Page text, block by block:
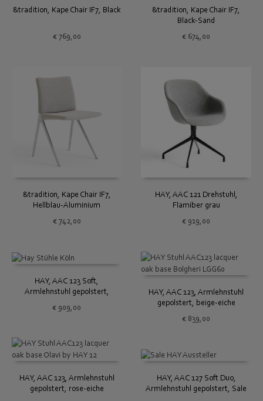
&tradition, Kape Chair IF7, Black
€769,00
&tradition, Kape Chair IF7,
Black-Sand
€ 674,00
&tradition, Kape Chair IF7,
Hellblau-Aluminium
€742,00
HAY, AAC 121 Drehstuhl,
Flamiber grau
€ 919,00
HAY, AAC 123 Soft,
Armlehnstuhl gepolstert,
€ 909,00
HAY, AAC 123, Armlehnstuhl
gepolstert, beige-eiche
€ 839,00
HAY, AAC 123, Armlehnstuhl
gepolstert, rose-eiche
HAY, AAC 127 Soft Duo,
Armlehnstuhl gepolstert, Sale